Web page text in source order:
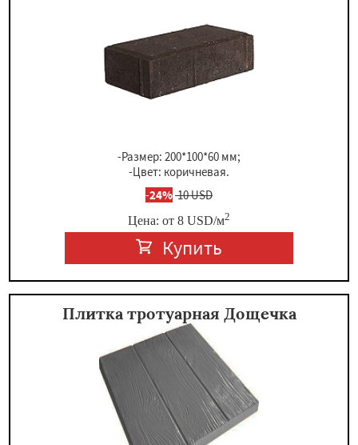
-Размер: 200*100*60 мм;
-Цвет: коричневая.
-24%10 USD
Цена: от 8 USD/м2
Купить
Плитка тротуарная Дощечка